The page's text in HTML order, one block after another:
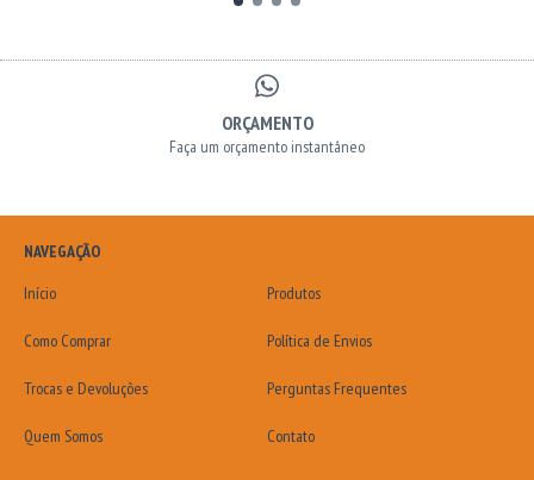
ORÇAMENTO
Faça um orçamento instantâneo
NAVEGAÇÃO
Início
Produtos
Como Comprar Política de Envios
Trocas e Devoluções Perguntas Frequentes
Quem Somos Contato